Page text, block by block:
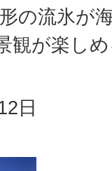
の流氷が
観が楽し
日